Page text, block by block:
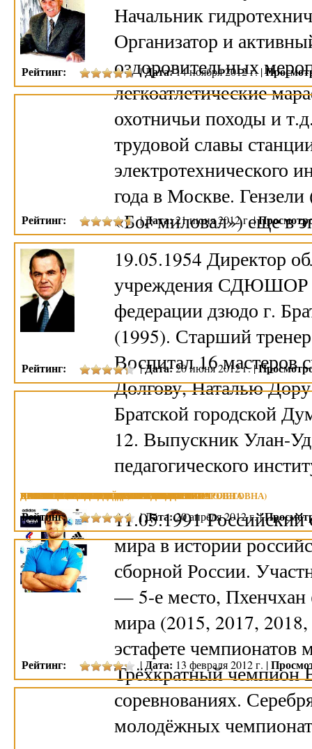
Начальник
Организатор и
оздоровительных
легкоатлетические
охотничьи походы и
трудовой славы
электротехнического
года в Москве. Гензели
«Бог миловал») еще в
19.05.1954 Директор
учреждения СДЮШОР
федерации дзюдо г.
(1995). Старший
Воспитал 16
Долгову, Наталью
Братской городской
12. Выпускник Улан-
педагогического
ПАВЛИЧЕНКО СЕМЕН АЛЕКСАНДРОВИЧ
11.05.1991
мира в истории
сборной России.
— 5-е место,
мира (2015, 2017,
эстафете
Трёхкратный чемпион
соревнованиях.
молодёжных
КАСЬЯНОВ АЛЕКСАНДР ВЛАДИМИРОВИЧ
КУЗНЕЦОВА АЛЕСЯ ВЯЧЕСЛАВОВНА
АКИНИН АЛЕКСАНДР СЕРГЕЕВИЧ
ПОЧИТАЕВА ИРИНА ДМИТРИЕВНА
КИТАЕВА (ЩЕРБАКОВА) НАТАЛЬЯ ВИКТОРОВНА
Рейтинг: |Дата:14 ноября 2012 г. |
КОСАРЕВ ГЕННАДИЙ ИЛЛАРИОНОВИЧ
Рейтинг: |Дата:21 июня 2012 г. |
КРАСНОВ ВЛАДИМИР АЛЕКСАНДРОВИЧ
Рейтинг: |Дата:20 июня 2012 г. |
ДЖЕССИКА ЛОНГ (КИРИЛЛОВА ТАТЬЯНА ОЛЕГОВНА)
Рейтинг: |Дата:20 апреля 2012 г. |
Рейтинг: |Дата: 13 февраля 2012 г. |